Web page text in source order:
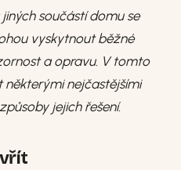
součástí domu se
vyskytnout běžné
a opravu. V tomto
nejčastějšími
jejich řešení.